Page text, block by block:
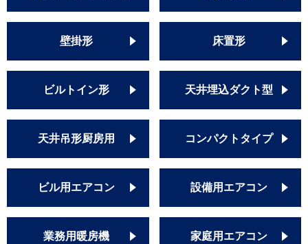
壁掛形 床置形
ビルトイン形 天井埋込ダクト型
天井吊形厨房用 コンパクトタイプ
ビル用エアコン 設備用エアコン
業務用暖房機 家庭用エアコン